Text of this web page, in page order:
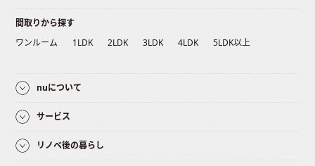
間取りから探す
ワンルーム
1LDK 2LDK 3LDK 4LDK 5LDK以上
nuについて
サービス
リノベ後の暮らし